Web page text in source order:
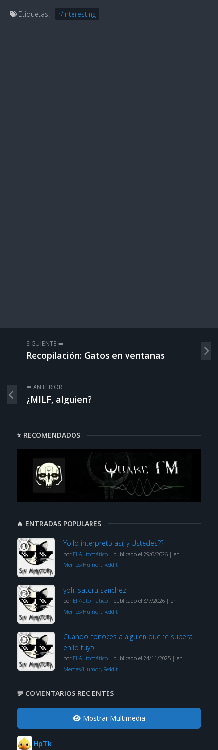
Etiquetas: r/Interesting
SIGUIENTE ➡️
Recopilación: Gatos en ventanas
⬅️ ANTERIOR
¿MILF, alguien?
⭐ RECOMENDADOS
🔥 ENTRADAS POPULARES
Yo lo interpreto así, y Ustedes??
por El Automático| publicado el 29/6/2026| en
Memes/Humor, Reddit
yoh! satoru sanchez
por El Automático| publicado el 8/7/2026| en
Memes/Humor, Reddit
Cuando conoces a alguien que te supera
en lo tuyo
por El Automático| publicado el 24/11/2025| en
Memes/Humor, Reddit
💬 COMENTARIOS RECIENTES
Mostrar Multimedia
HpTk